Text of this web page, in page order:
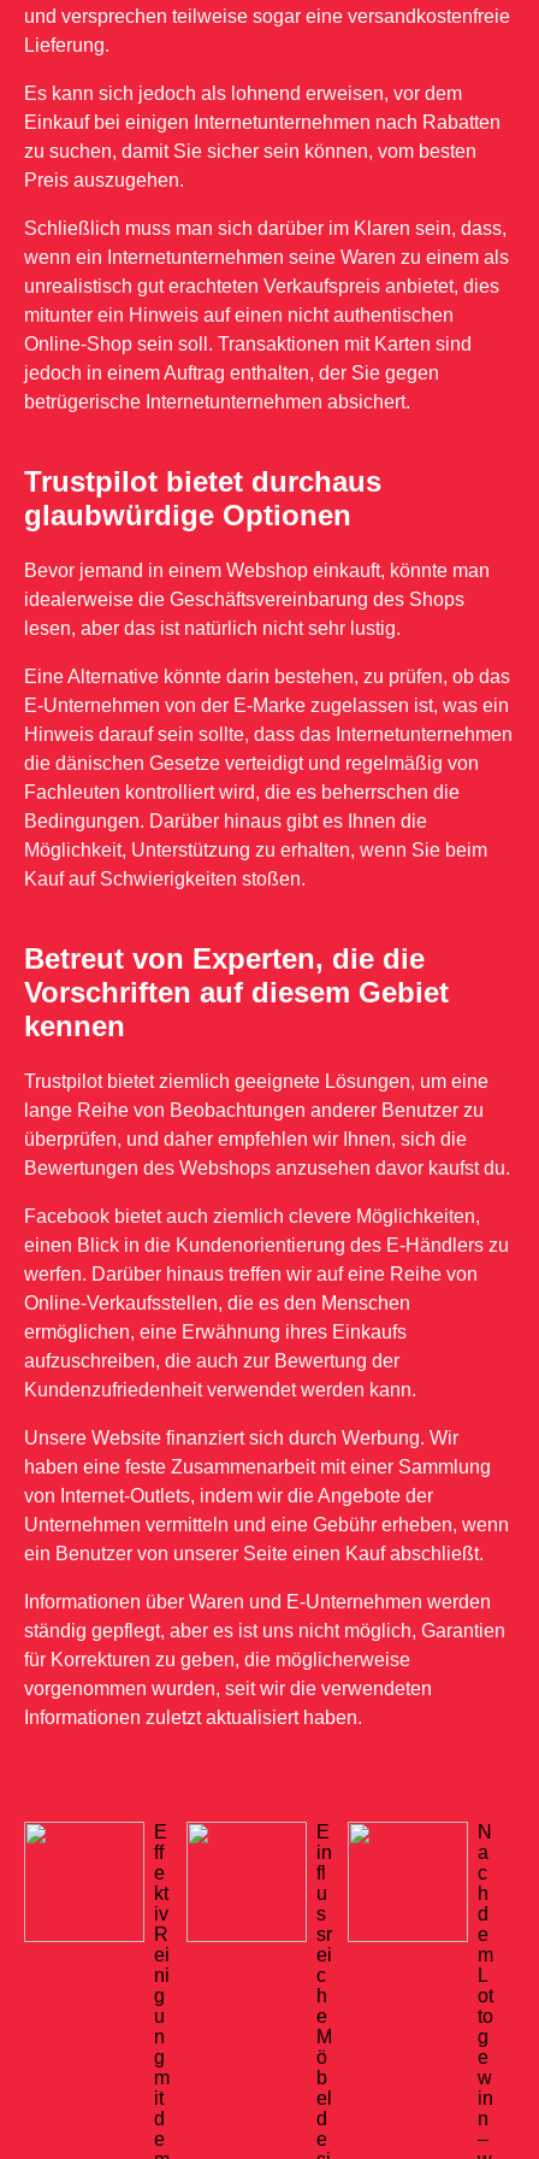
und versprechen teilweise sogar eine versandkostenfreie
Lieferung.
Es kann sich jedoch als lohnend erweisen, vor dem
Einkauf bei einigen Internetunternehmen nach Rabatten
zu suchen, damit Sie sicher sein können, vom besten
Preis auszugehen.
Schließlich muss man sich darüber im Klaren sein, dass,
wenn ein Internetunternehmen seine Waren zu einem als
unrealistisch gut erachteten Verkaufspreis anbietet, dies
mitunter ein Hinweis auf einen nicht authentischen
Online-Shop sein soll. Transaktionen mit Karten sind
jedoch in einem Auftrag enthalten, der Sie gegen
betrügerische Internetunternehmen absichert.
Trustpilot bietet durchaus
glaubwürdige Optionen
Bevor jemand in einem Webshop einkauft, könnte man
idealerweise die Geschäftsvereinbarung des Shops
lesen, aber das ist natürlich nicht sehr lustig.
Eine Alternative könnte darin bestehen, zu prüfen, ob das
E-Unternehmen von der E-Marke zugelassen ist, was ein
Hinweis darauf sein sollte, dass das Internetunternehmen
die dänischen Gesetze verteidigt und regelmäßig von
Fachleuten kontrolliert wird, die es beherrschen die
Bedingungen. Darüber hinaus gibt es Ihnen die
Möglichkeit, Unterstützung zu erhalten, wenn Sie beim
Kauf auf Schwierigkeiten stoßen.
Betreut von Experten, die die
Vorschriften auf diesem Gebiet
kennen
Trustpilot bietet ziemlich geeignete Lösungen, um eine
lange Reihe von Beobachtungen anderer Benutzer zu
überprüfen, und daher empfehlen wir Ihnen, sich die
Bewertungen des Webshops anzusehen davor kaufst du.
Facebook bietet auch ziemlich clevere Möglichkeiten,
einen Blick in die Kundenorientierung des E-Händlers zu
werfen. Darüber hinaus treffen wir auf eine Reihe von
Online-Verkaufsstellen, die es den Menschen
ermöglichen, eine Erwähnung ihres Einkaufs
aufzuschreiben, die auch zur Bewertung der
Kundenzufriedenheit verwendet werden kann.
Unsere Website finanziert sich durch Werbung. Wir
haben eine feste Zusammenarbeit mit einer Sammlung
von Internet-Outlets, indem wir die Angebote der
Unternehmen vermitteln und eine Gebühr erheben, wenn
ein Benutzer von unserer Seite einen Kauf abschließt.
Informationen über Waren und E-Unternehmen werden
ständig gepflegt, aber es ist uns nicht möglich, Garantien
für Korrekturen zu geben, die möglicherweise
vorgenommen wurden, seit wir die verwendeten
Informationen zuletzt aktualisiert haben.
E
ff
e
kt
iv
R
ei
ni
g
u
n
g
m
it
d
e
E
in
fl
u
s
sr
ei
c
h
e
M
ö
b
el
d
e
N
a
c
h
d
e
m
L
ot
to
g
e
w
in
n
–